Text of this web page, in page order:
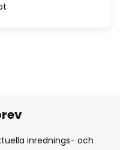
inrednings- och